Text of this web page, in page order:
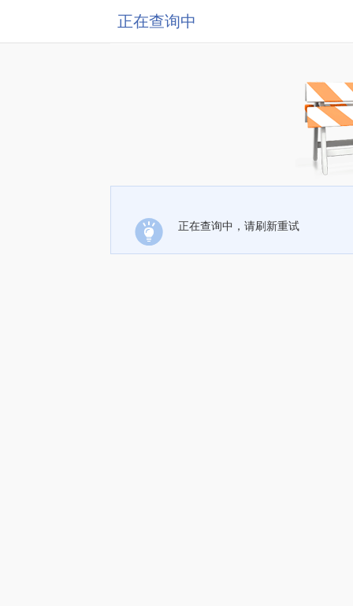
正在查询中
正在查询中，请刷新重试